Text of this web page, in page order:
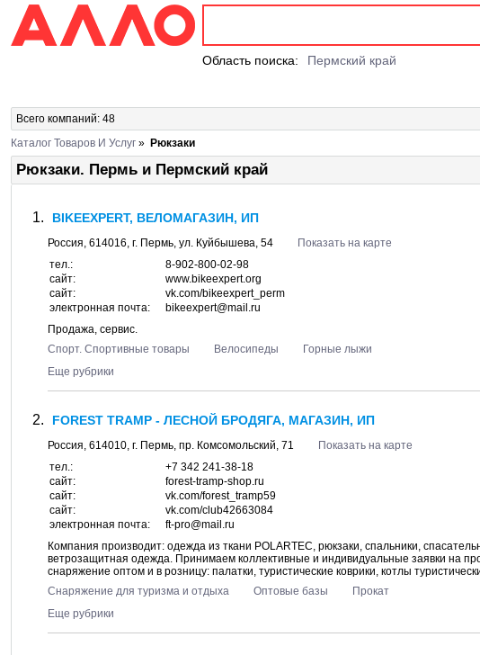
Область поиска: Пермский край
Всего компаний: 48
Каталог Товаров И Услуг » Рюкзаки
Рюкзаки. Пермь и Пермский край
BIKEEXPERT, ВЕЛОМАГАЗИН, ИП
Россия, 614016, г. Пермь, ул. Куйбышева, 54
Показать на карте
тел.:
8-902-800-02-98
сайт:
www.bikeexpert.org
сайт:
vk.com/bikeexpert_perm
электронная почта:
bikeexpert@mail.ru
Продажа, сервис.
Спорт. Спортивные товары
Велосипеды
Горные лыжи
Еще рубрики
FOREST TRAMP - ЛЕСНОЙ БРОДЯГА, МАГАЗИН, ИП
Россия, 614010, г. Пермь, пр. Комсомольский, 71
Показать на карте
тел.:
+7 342 241-38-18
сайт:
forest-tramp-shop.ru
сайт:
vk.com/forest_tramp59
сайт:
vk.com/club42663084
электронная почта:
ft-pro@mail.ru
Компания производит: одежда из ткани POLARTEC, рюкзаки, спальники,
ветрозащитная одежда. Принимаем коллективные и индивидуальные заявки на
снаряжение оптом и в розницу: палатки, туристические коврики, котлы
Снаряжение для туризма и отдыха
Оптовые базы
Прокат
Еще рубрики